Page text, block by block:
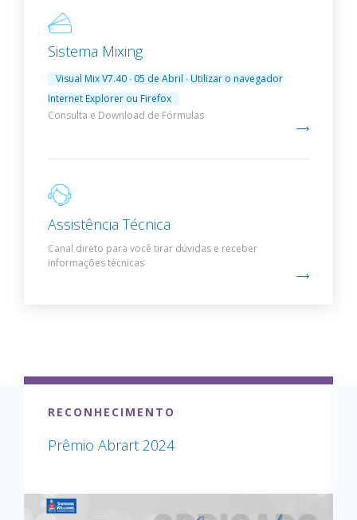
Sistema Mixing
Visual Mix V7.40 ∙ 05 de Abril ∙ Utilizar o navegador
Internet Explorer ou Firefox
Consulta e Download de Fórmulas
Assistência Técnica
Canal direto para você tirar dúvidas e receber
informações técnicas
RECONHECIMENTO
Prêmio Abrart 2024